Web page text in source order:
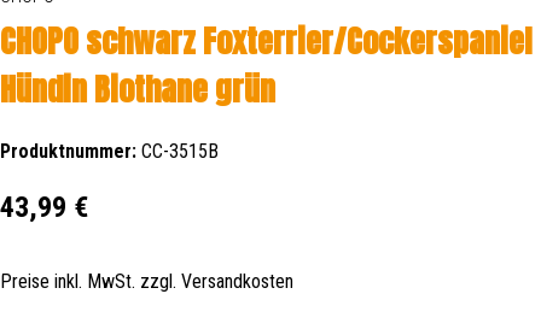
CHOPO schwarz Foxterrier/Cockerspaniel
Hündin Biothane grün
Produktnummer: CC-3515B
Regulärer Preis:
43,99 €
Preise inkl. MwSt. zzgl. Versandkosten